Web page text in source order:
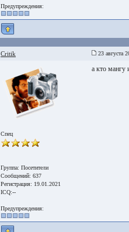
Предупреждения:
Critik 23 августа
Спец
Группа: Посетители
Сообщений: 637
Регистрация: 19.01.2021
ICQ:--
Предупреждения:
а кто мангу